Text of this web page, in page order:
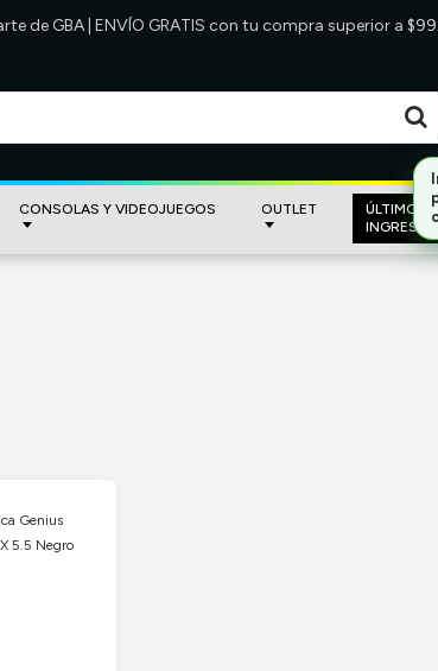
de GBA | ENVÍO GRATIS con tu compra superior a
CONSOLAS Y VIDEOJUEGOS OUTLET
ÚLTIMOS
INGRESOS